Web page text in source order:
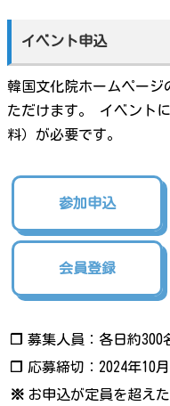
イベント申込
韓国文化院ホームページ
ただけます。 イベント
料）が必要です。
参加申込
会員登録
❐ 募集人員：各日約300
❐ 応募締切：2024年10月
※ お申込が定員を超え